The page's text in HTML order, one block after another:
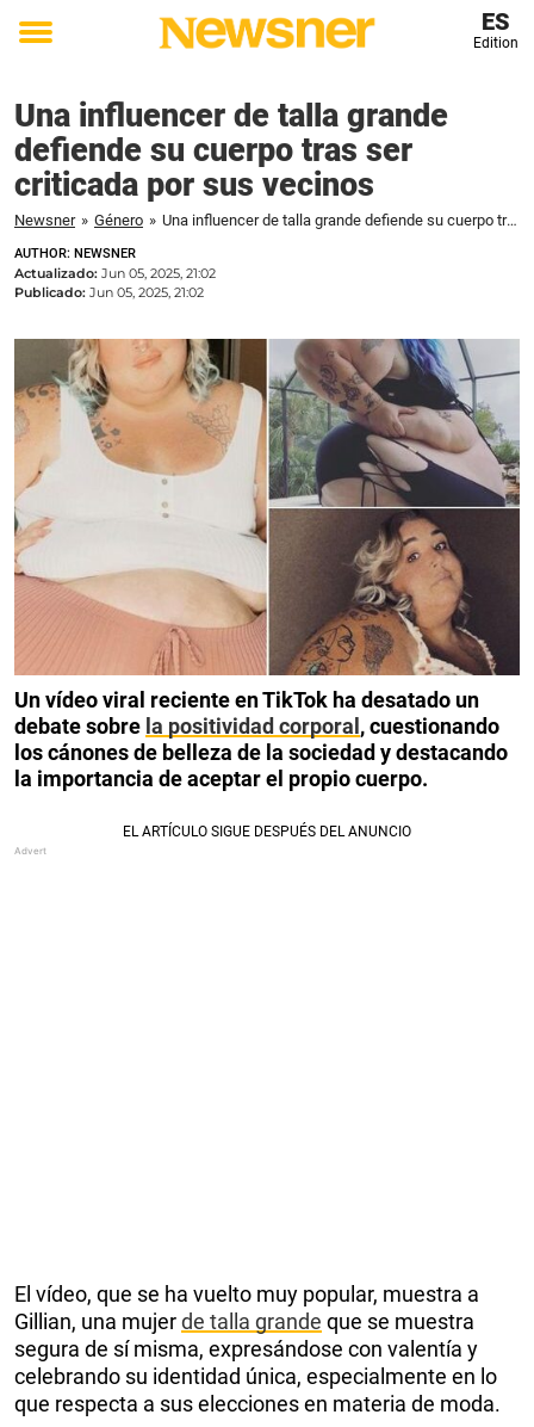
Toggle
ES
Edition
Una influencer de talla grande
defiende su cuerpo tras ser
criticada por sus vecinos
Newsner » Género » Una influencer de talla grande defiende su cuerpo tras ser criticada por sus vecinos
AUTHOR: NEWSNER
Actualizado: Jun 05, 2025, 21:02
Publicado: Jun 05, 2025, 21:02
Un vídeo viral reciente en TikTok ha desatado un
debate sobre la positividad corporal , cuestionando
los cánones de belleza de la sociedad y destacando
la importancia de aceptar el propio cuerpo.
El vídeo, que se ha vuelto muy popular, muestra a
Gillian, una mujerde talla grande que se muestra
segura de sí misma, expresándose con valentía y
celebrando su identidad única, especialmente en lo
que respecta a sus elecciones en materia de moda.